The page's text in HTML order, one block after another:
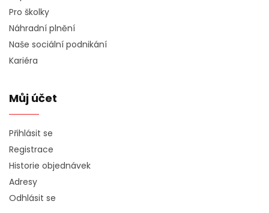
Pro školky
Náhradní plnění
Naše sociální podnikání
Kariéra
Můj účet
Přihlásit se
Registrace
Historie objednávek
Adresy
Odhlásit se